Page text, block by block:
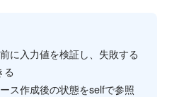
に入力値を検証し、失敗する
る
ス作成後の状態をselfで参照